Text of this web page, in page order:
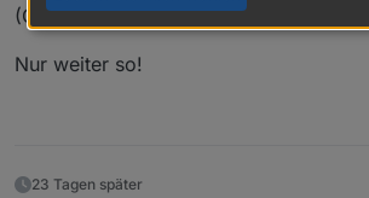
(Github und Amazon)
Nur weiter so!
23 Tagen später